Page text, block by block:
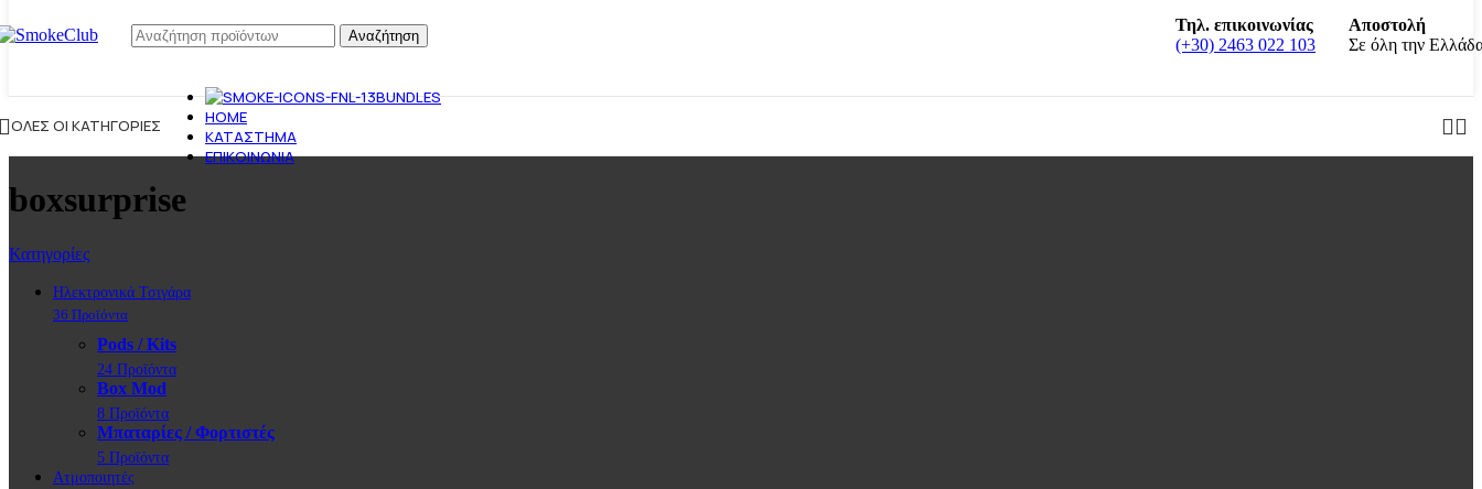
Αναζήτηση
Τηλ. επικοινωνίας
(+30) 2463 022 103
Αποστολή
Σε όλη την
ΌΛΕΣ ΟΙ ΚΑΤΗΓΟΡΊΕΣ
BUNDLES
HOME
ΚΑΤΆΣΤΗΜΑ
ΕΠΙΚΟΙΝΩΝΊΑ
boxsurprise
Κατηγορίες
Ηλεκτρονικά Τσιγάρα
36 Προϊόντα
Pods / Kits
24 Προϊόντα
Box Mod
8 Προϊόντα
Μπαταρίες / Φορτιστές
5 Προϊόντα
Ατμοποιητές